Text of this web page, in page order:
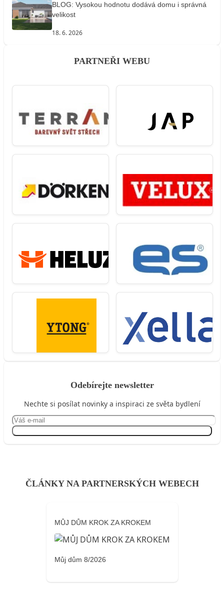
BLOG: Vysokou hodnotu dodává domu i správná
velikost
18. 6. 2026
PARTNEŘI WEBU
Odebírejte newsletter
Nechte si posílat novinky a inspiraci ze světa bydlení
ČLÁNKY NA PARTNERSKÝCH WEBECH
MŮJ DŮM KROK ZA KROKEM
Můj dům 8/2026